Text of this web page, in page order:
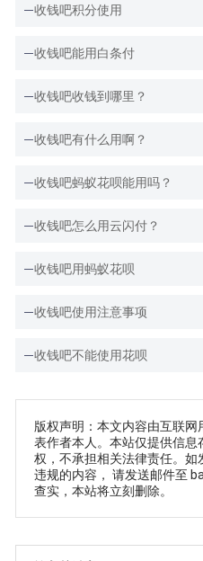
收钱吧积分使用
收钱吧能用白条付
收钱吧收钱到哪里？
收钱吧有什么用啊？
收钱吧蚂蚁花呗能用吗？
收钱吧怎么用云闪付？
收钱吧用蚂蚁花呗
收钱吧使用注意事项
收钱吧不能使用花呗
版权声明：本文内容由互联
表作者本人。本站仅提供信
权，不承担相关法律责任。
违规的内容， 请发送邮件至
查实，本站将立刻删除。